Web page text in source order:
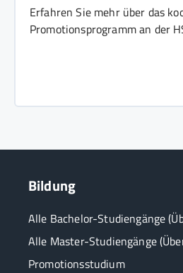
Erfahren Sie mehr über das
Promotionsprogramm an der
Bildung
Alle Bachelor-Studiengänge
Alle Master-Studiengänge
Promotionsstudium